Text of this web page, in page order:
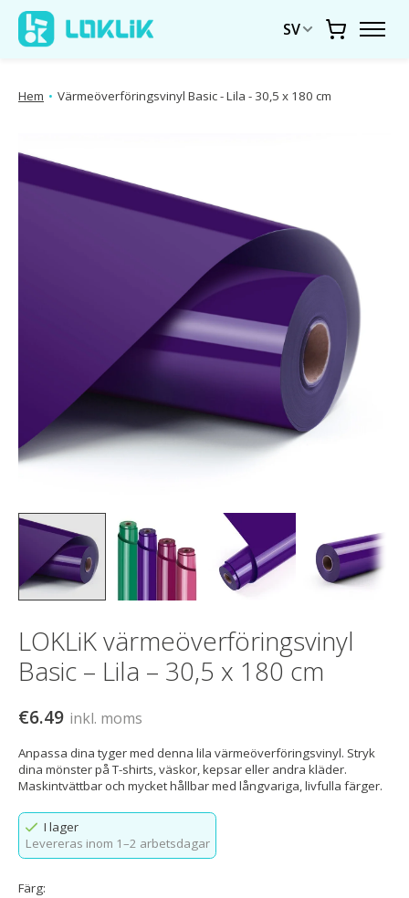
SV Vagn
Hem • Värmeöverföringsvinyl Basic - Lila - 30,5 x 180 cm
LOKLiK värmeöverföringsvinyl
Basic – Lila – 30,5 x 180 cm
€6.49 inkl. moms
Anpassa dina tyger med denna lila värmeöverföringsvinyl. Stryk
dina mönster på T-shirts, väskor, kepsar eller andra kläder.
Maskintvättbar och mycket hållbar med långvariga, livfulla färger.
I lager
Levereras inom 1–2 arbetsdagar
Färg: